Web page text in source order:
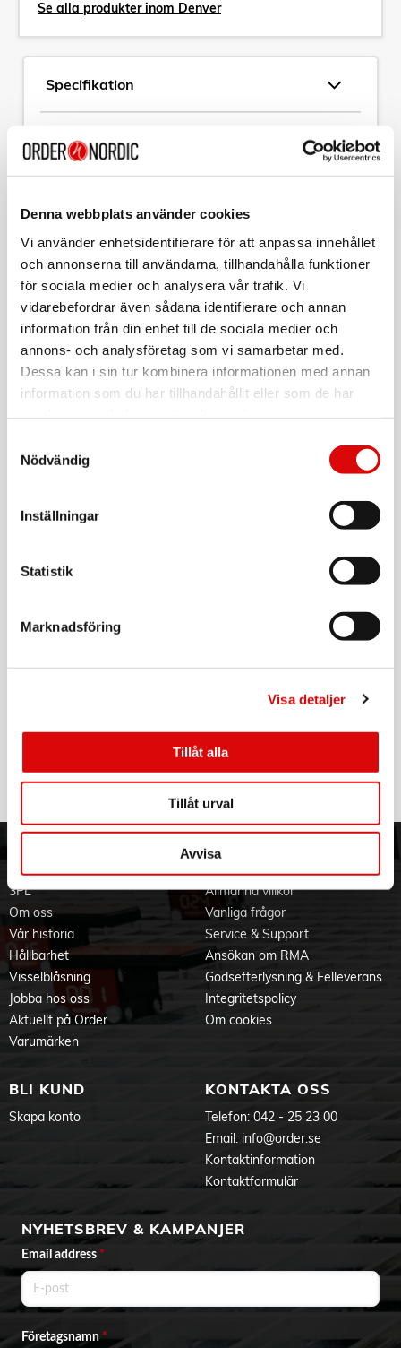
Denna webbplats använder cookies
Vi använder enhetsidentifierare för att anpassa innehållet
och annonserna till användarna, tillhandahålla funktioner
för sociala medier och analysera vår trafik. Vi
vidarebefordrar även sådana identifierare och annan
information från din enhet till de sociala medier och
annons- och analysföretag som vi samarbetar med.
Dessa kan i sin tur kombinera informationen med annan
information som du har tillhandahållit eller som de har
Nödvändig
Inställningar
Statistik
Marknadsföring
Visa detaljer
Tillåt alla
Tillåt urval
Avvisa
Se alla produkter inom Denver
Specifikation
Beskrivning
EAN-kod:
5706751042867
10
Radio med digital DAB+ och vanlig FM-radio
LCD skärm
Klocka
Larmfunktion - Vakna till melodi, DAB eller FM-radio
Teleskopantenn
(batterier ingår ej)
Tillbehör
Rek: 39,00 kr
Laddningsbart batteri AA 2600 mAh 4-pack
Art nr:
Rek: 199,00 kr
3PL
Om oss
Vår historia
Hållbarhet
Visselblåsning
Jobba hos oss
Aktuellt på Order
Varumärken
KUNDTJÄNST
Allmänna villkor
Vanliga frågor
Service & Support
Ansökan om RMA
Godsefterlysning & Felleverans
Integritetspolicy
Om cookies
BLI KUND
Skapa konto
KONTAKTA OSS
Telefon: 042 - 25 23 00
Email: info@order.se
Kontaktinformation
Kontaktformulär
NYHETSBREV & KAMPANJER
Email address *
Företagsnamn*